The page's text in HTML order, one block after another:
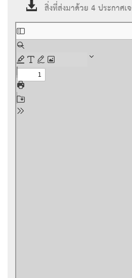
สิ่งที่ส่งมาด้วย 4 ประกา